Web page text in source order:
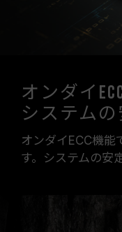
オンダイ
システムの
オンダイECC機能
す。システムの安